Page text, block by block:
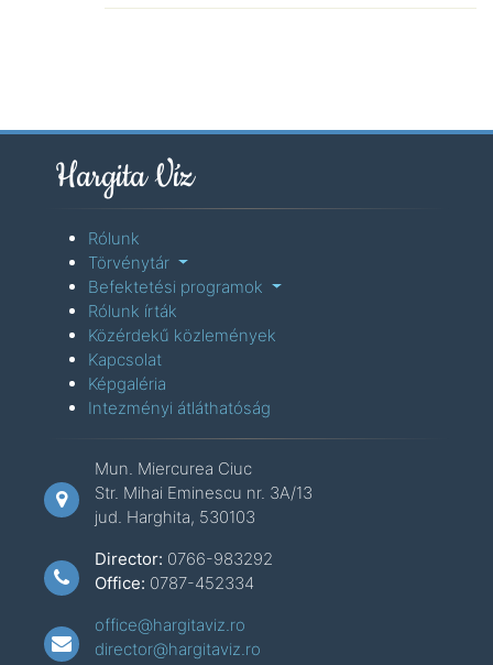
Hargita Víz
Rólunk
Törvénytár
Befektetési programok
Rólunk írták
Közérdekű közlemények
Kapcsolat
Képgaléria
Intezményi átláthatóság
Mun. Miercurea Ciuc
Str. Mihai Eminescu nr. 3A/13
jud. Harghita, 530103
Director: 0766-983292
Office: 0787-452334
office@hargitaviz.ro
director@hargitaviz.ro